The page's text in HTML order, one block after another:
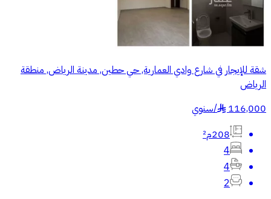
شقة للإيجار في شارع وادي العمارية, حي حطين, مدينة الرياض, منطقة
الرياض
116,000
§
/سنوي
208م²
4
4
2